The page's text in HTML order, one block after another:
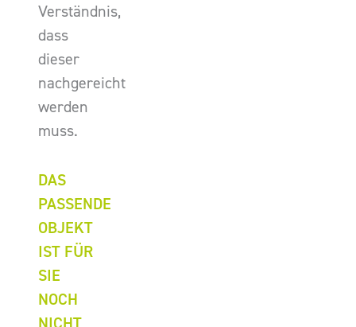
Verständnis,
dass
dieser
nachgereicht
werden
muss.
DAS
PASSENDE
OBJEKT
IST FÜR
SIE
NOCH